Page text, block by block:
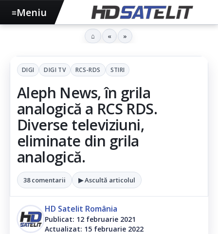
DIGI DIGI TV RCS-RDS STIRI
Aleph News, în grila
analogică a RCS RDS.
Diverse televiziuni,
eliminate din grila
analogică.
38 comentarii ▶ Ascultă articolul
HD Satelit România
Publicat: 12 februarie 2021
Actualizat: 15 februarie 2022
≡Meniu
⌂ « »